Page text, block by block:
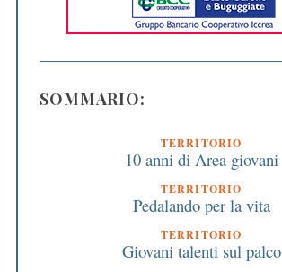
SOMMARIO:
TERRITORIO
10 anni di Area giovani
TERRITORIO
Pedalando per la vita
TERRITORIO
Giovani talenti sul palco